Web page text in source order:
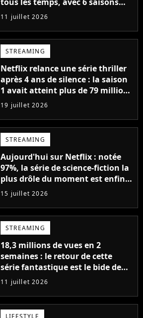
parfaites
11 juillet 2026
STREAMING
Netflix relance une série thriller
après 4 ans de silence : la saison
1 avait atteint plus de 79 millions
de vues
19 juillet 2026
STREAMING
Aujourd'hui sur Netflix : notée
97%, la série de science-fiction la
plus drôle du moment est enfin
de retour avec 8 nouveaux
épisodes
15 juillet 2026
STREAMING
18,3 millions de vues en 2
semaines : le retour de cette
série fantastique est le bide de
l'année sur Netflix
11 juillet 2026
LIFESTYLE